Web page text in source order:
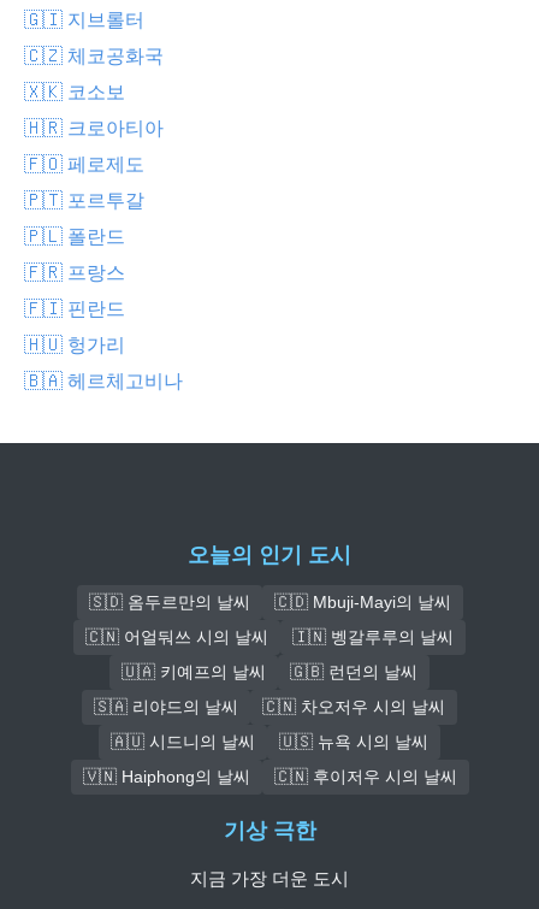
🇬🇮 지브롤터
🇨🇿 체코공화국
🇽🇰 코소보
🇭🇷 크로아티아
🇫🇴 페로제도
🇵🇹 포르투갈
🇵🇱 폴란드
🇫🇷 프랑스
🇫🇮 핀란드
🇭🇺 헝가리
🇧🇦 헤르체고비나
오늘의 인기 도시
🇸🇩 옴두르만의 날씨
🇨🇩 Mbuji-Mayi의 날씨
🇨🇳 어얼둬쓰 시의 날씨
🇮🇳 벵갈루루의 날씨
🇺🇦 키예프의 날씨
🇬🇧 런던의 날씨
🇸🇦 리야드의 날씨
🇨🇳 차오저우 시의 날씨
🇦🇺 시드니의 날씨
🇺🇸 뉴욕 시의 날씨
🇻🇳 Haiphong의 날씨
🇨🇳 후이저우 시의 날씨
기상 극한
지금 가장 더운 도시